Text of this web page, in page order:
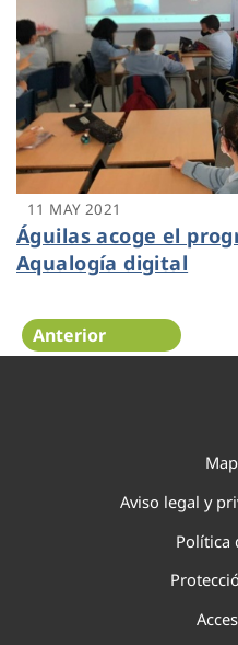
11 MAY 2021
Águilas acoge el
Aqualogía digital
Anterior
Aviso legal y
Política